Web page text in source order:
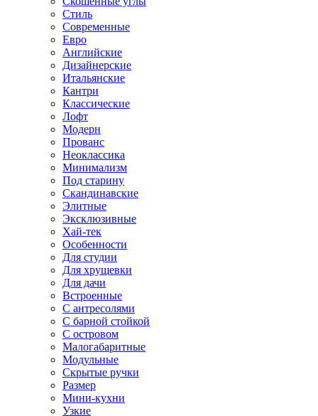
Стиль
Современные
Евро
Английские
Дизайнерские
Итальянские
Кантри
Классические
Лофт
Модерн
Прованс
Неоклассика
Минимализм
Под старину
Скандинавские
Элитные
Эксклюзивные
Хай-тек
Особенности
Для студии
Для хрущевки
Для дачи
Встроенные
С антресолями
С барной стойкой
С островом
Малогабаритные
Модульные
Скрытые ручки
Размер
Мини-кухни
Узкие